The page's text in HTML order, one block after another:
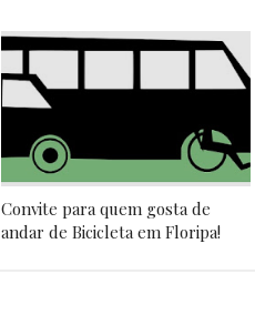
Convite para quem gosta de
andar de Bicicleta em Floripa!